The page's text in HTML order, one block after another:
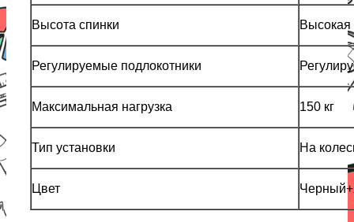
Высота спинки Высокая
Регулируемые подлокотники
Максимальная нагрузка 150 кг
Тип установки На
Цвет